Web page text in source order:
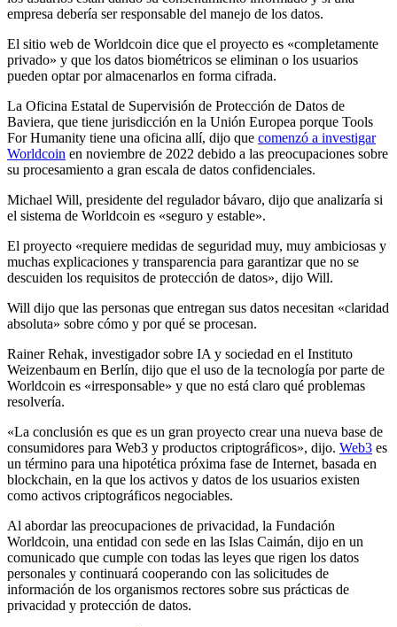
empresa debería ser responsable del manejo de los datos.
El sitio web de Worldcoin dice que el proyecto es «completamente
privado» y que los datos biométricos se eliminan o los usuarios
pueden optar por almacenarlos en forma cifrada.
La Oficina Estatal de Supervisión de Protección de Datos de
Baviera, que tiene jurisdicción en la Unión Europea porque Tools
For Humanity tiene una oficina allí, dijo que comenzó a investigar
Worldcoin en noviembre de 2022 debido a las preocupaciones sobre
su procesamiento a gran escala de datos confidenciales.
Michael Will, presidente del regulador bávaro, dijo que analizaría si
el sistema de Worldcoin es «seguro y estable».
El proyecto «requiere medidas de seguridad muy, muy ambiciosas y
muchas explicaciones y transparencia para garantizar que no se
descuiden los requisitos de protección de datos», dijo Will.
Will dijo que las personas que entregan sus datos necesitan «claridad
absoluta» sobre cómo y por qué se procesan.
Rainer Rehak, investigador sobre IA y sociedad en el Instituto
Weizenbaum en Berlín, dijo que el uso de la tecnología por parte de
Worldcoin es «irresponsable» y que no está claro qué problemas
resolvería.
«La conclusión es que es un gran proyecto crear una nueva base de
consumidores para Web3 y productos criptográficos», dijo. Web3 es
un término para una hipotética próxima fase de Internet, basada en
blockchain, en la que los activos y datos de los usuarios existen
como activos criptográficos negociables.
Al abordar las preocupaciones de privacidad, la Fundación
Worldcoin, una entidad con sede en las Islas Caimán, dijo en un
comunicado que cumple con todas las leyes que rigen los datos
personales y continuará cooperando con las solicitudes de
información de los organismos rectores sobre sus prácticas de
privacidad y protección de datos.